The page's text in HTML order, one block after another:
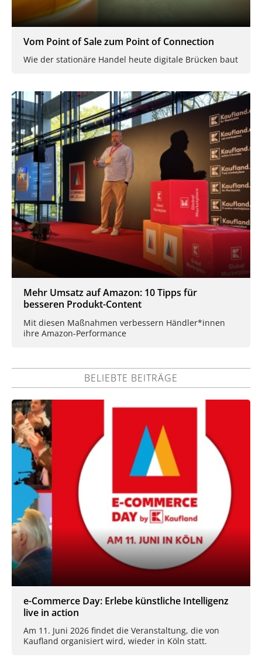
Vom Point of Sale zum Point of Connection
Wie der stationäre Handel heute digitale Brücken baut
Mehr Umsatz auf Amazon: 10 Tipps für
besseren Produkt-Content
Mit diesen Maßnahmen verbessern Händler*innen
ihre Amazon-Performance
BELIEBTE BEITRÄGE
e-Commerce Day: Erlebe künstliche Intelligenz
live in action
Am 11. Juni 2026 findet die Veranstaltung, die von
Kaufland organisiert wird, wieder in Köln statt.